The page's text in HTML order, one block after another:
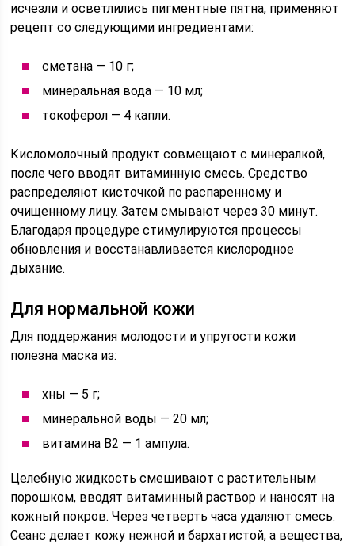
исчезли и осветлились пигментные пятна, применяют
рецепт со следующими ингредиентами:
сметана — 10 г;
минеральная вода — 10 мл;
токоферол — 4 капли.
Кисломолочный продукт совмещают с минералкой,
после чего вводят витаминную смесь. Средство
распределяют кисточкой по распаренному и
очищенному лицу. Затем смывают через 30 минут.
Благодаря процедуре стимулируются процессы
обновления и восстанавливается кислородное
дыхание.
Для нормальной кожи
Для поддержания молодости и упругости кожи
полезна маска из:
хны — 5 г;
минеральной воды — 20 мл;
витамина В2 — 1 ампула.
Целебную жидкость смешивают с растительным
порошком, вводят витаминный раствор и наносят на
кожный покров. Через четверть часа удаляют смесь.
Сеанс делает кожу нежной и бархатистой, а вещества,